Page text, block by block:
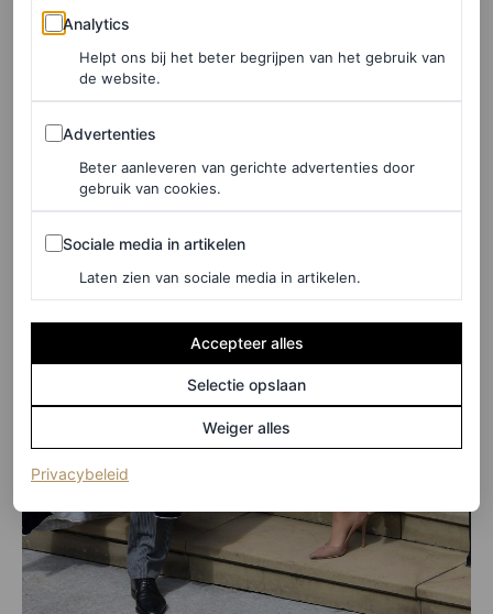
Analytics
Analytics
Helpt ons bij het beter begrijpen van het gebruik van
de website.
Advertenties
Advertenties
Beter aanleveren van gerichte advertenties door
gebruik van cookies.
Sociale media in artikelen
Sociale media in artikelen
Laten zien van sociale media in artikelen.
Accepteer alles
Selectie opslaan
Weiger alles
Privacybeleid